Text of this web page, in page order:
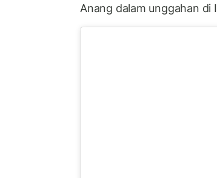
Anang dalam unggahan di